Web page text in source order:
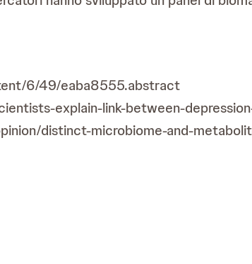
6/49/eaba8555.abstract
explain-link-between-
distinct-microbiome-and-